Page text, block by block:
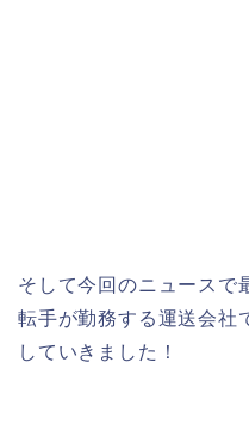
そして今回のニュースで
転手が勤務する運送会社
していきました！